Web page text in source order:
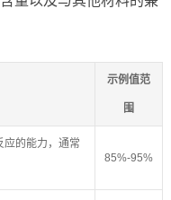
示例值范
围
应的能力，通常
85%-95%